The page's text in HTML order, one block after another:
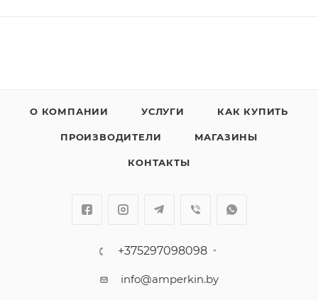
О КОМПАНИИ УСЛУГИ КАК КУПИТЬ
ПРОИЗВОДИТЕЛИ МАГАЗИНЫ
КОНТАКТЫ
+375297098098
info@amperkin.by